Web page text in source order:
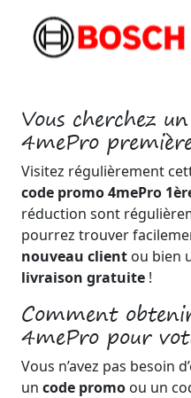
Vous cherchez
4mePro
Visitez régulièrement
code promo 4mePro
réduction sont
pourrez trouver
nouveau client ou bien
livraison gratuite !
Comment
4mePro pour
Vous n’avez pas besoin
un code promo ou un